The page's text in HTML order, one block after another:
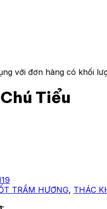
với đơn hàng có khối
Tiểu
TRẦM HƯƠNG, THÁC